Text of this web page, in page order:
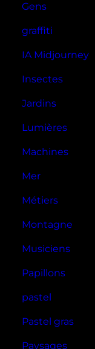
Gens
graffiti
IA Midjourney
Insectes
Jardins
Lumières
Machines
Mer
Métiers
Montagne
Musiciens
Papillons
pastel
Pastel gras
Paysages